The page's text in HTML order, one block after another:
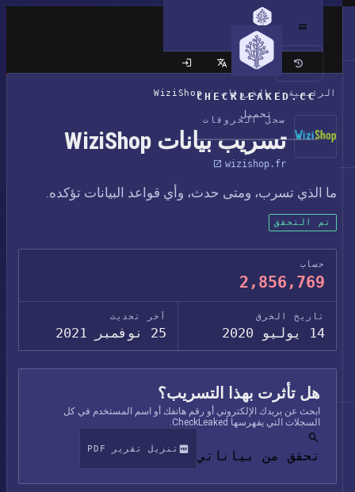
CHECKLEAKED.CC
تحميل
الموقع الكلاسيكي
الرئيسية / الخروقات /
WiziShop
سجل الخروقات
تسريب بيانات WiziShop
wizishop.fr
ما الذي تسرب، ومتى حدث، وأي قواعد البيانات تؤكده.
تم التحقق
حساب
2,856,769
تاريخ الخرق
14 يوليو 2020
آخر تحديث
25 نوفمبر 2021
هل تأثرت بهذا التسريب؟
ابحث عن بريدك الإلكتروني أو رقم هاتفك أو اسم المستخدم في كل
السجلات التي يفهرسها CheckLeaked.
تحقق من بياناتي تنزيل تقرير PDF